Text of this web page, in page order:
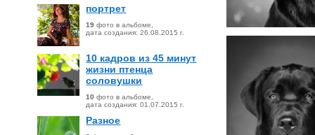
портрет
19 фото в альбоме,
дата создания:26.08.2015 г.
10 кадров из 45 минут
жизни птенца
соловушки
10 фото в альбоме,
дата создания:01.07.2015 г.
Разное